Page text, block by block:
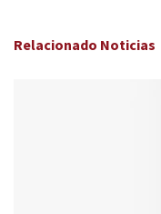
Relacionado Noticias